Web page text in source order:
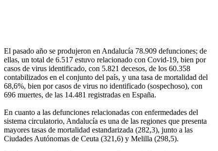
El pasado año se produjeron en Andalucía 78.909 defunciones; de
ellas, un total de 6.517 estuvo relacionado con Covid-19, bien por
casos de virus identificado, con 5.821 decesos, de los 60.358
contabilizados en el conjunto del país, y una tasa de mortalidad del
68,6%, bien por casos de virus no identificado (sospechoso), con
696 muertes, de las 14.481 registradas en España.
En cuanto a las defunciones relacionadas con enfermedades del
sistema circulatorio, Andalucía es una de las regiones que presenta
mayores tasas de mortalidad estandarizada (282,3), junto a las
Ciudades Autónomas de Ceuta (321,6) y Melilla (298,5).